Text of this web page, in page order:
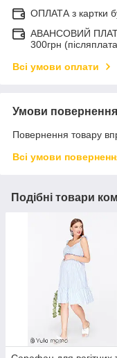
ОПЛАТА з картки
АВАНСОВИЙ
300грн
Всі умови оплати
Умови повернення
Повернення товару
Всі умови
Подібні товари